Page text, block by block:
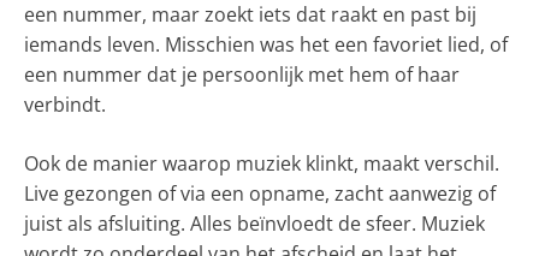
een nummer, maar zoekt iets dat raakt en past bij
iemands leven. Misschien was het een favoriet lied, of
een nummer dat je persoonlijk met hem of haar
verbindt.
Ook de manier waarop muziek klinkt, maakt verschil.
Live gezongen of via een opname, zacht aanwezig of
juist als afsluiting. Alles beïnvloedt de sfeer. Muziek